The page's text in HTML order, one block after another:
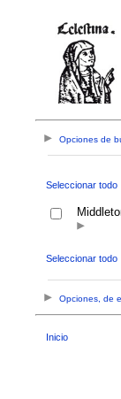
Opciones de
Seleccionar todo
Seleccionar todo
Opciones, de
Inicio